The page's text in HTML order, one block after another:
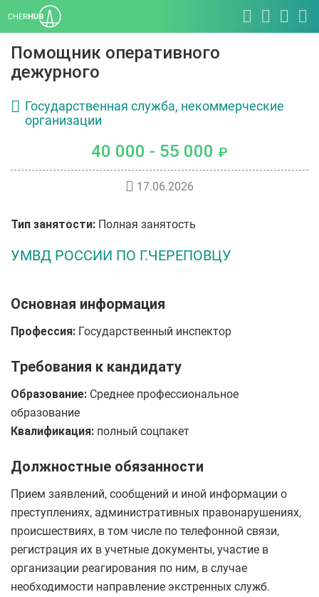
Помощник оперативного
дежурного
Государственная служба, некоммерческие
организации
40 000 - 55 000 ₽
17.06.2026
Тип занятости: Полная занятость
УМВД РОССИИ ПО Г.ЧЕРЕПОВЦУ
Основная информация
Профессия: Государственный инспектор
Требования к кандидату
Образование: Среднее профессиональное
образование
Квалификация: полный соцпакет
Должностные обязанности
Прием заявлений, сообщений и иной информации о
преступлениях, административных правонарушениях,
происшествиях, в том числе по телефонной связи,
регистрация их в учетные документы, участие в
организации реагирования по ним, в случае
необходимости направление экстренных служб.